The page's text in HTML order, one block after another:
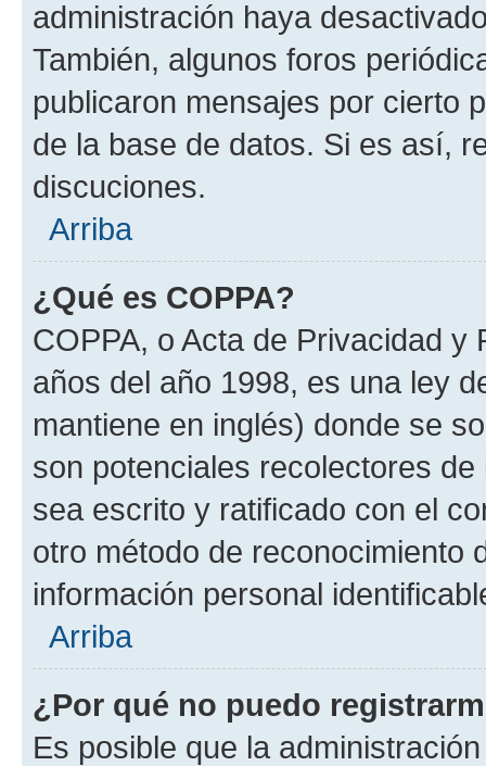
administración haya
También, algunos foros
publicaron mensajes por cierto
de la base de datos. Si es así,
discuciones.
Arriba
¿Qué es COPPA?
COPPA, o Acta de Privacidad
años del año 1998, es una ley
mantiene en inglés) donde se
son potenciales recolectores
sea escrito y ratificado con el
otro método de reconocimiento
información personal
Arriba
¿Por qué no puedo
Es posible que la